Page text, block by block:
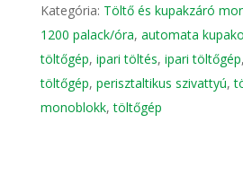
Kategória: Töltő és kupakzáró
1200 palack/óra, automata
töltőgép, ipari töltés, ipari töltőgép,
töltőgép, perisztaltikus szivattyú,
monoblokk,töltőgép